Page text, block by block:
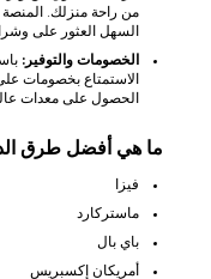
من راحة منزلك. المنصة
السهل العثور على
الخصومات والتوفير:
الاستمتاع بخصومات
الحصول على معدات
ما هي أفضل طرق
فيزا
ماستركارد
باي بال
أمريكان إكسبريس